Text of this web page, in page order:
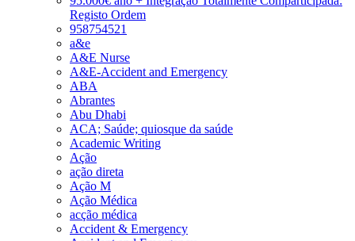
Registo Ordem
958754521
a&e
A&E Nurse
A&E-Accident and Emergency
ABA
Abrantes
Abu Dhabi
ACA; Saúde; quiosque da saúde
Academic Writing
Ação
ação direta
Ação M
Ação Médica
acção médica
Accident & Emergency